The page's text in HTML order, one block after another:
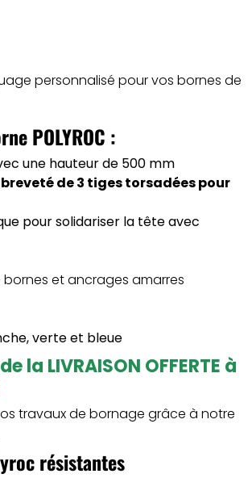
personnalisé pour vos bornes de
POLYROC :
une hauteur de 500 mm
de 3 tiges torsadées pour
pour solidariser la tête avec
et ancrages amarres
verte et bleue
la LIVRAISON OFFERTE à
travaux de bornage grâce à notre
résistantes